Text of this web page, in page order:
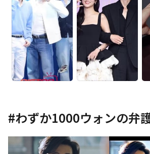
#わずか1000ウォンの弁